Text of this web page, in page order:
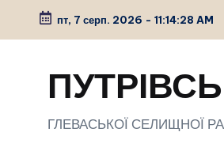
Перейти
пт, 7 серп. 2026 - 11:14:29 AM
ГЛЕВАСЬКОЇ СЕЛИЩНОЇ